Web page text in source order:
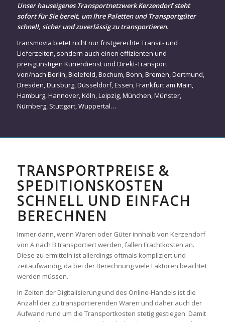
Unser hauseigenes Transportnetzwerk Kerzendorf steht
sofort für Sie bereit, um Ihre Paletten und Transportgüter
schnell, sicher und zuverlässig zu transportieren.
transmovia bietet nicht nur fristgerechte Transit- und
Lieferzeiten, sondern auch einen effizienten und
preisgünstigen Kurierdienst und Direkt-Transport
von/nach Berlin,Bielefeld,Bochum,Bonn,Bremen,Dortmund,
Dresden,Duisburg,Düsseldorf,Essen,Frankfurt am Main,
Hamburg,Hannover,Köln,Leipzig,München,Münster,
Nürnberg, Stuttgart,Wuppertal…
TRANSPORTPREISE &
SPEDITIONSKOSTEN
SCHNELL UND EINFACH
BERECHNEN
Immer dann, wenn Waren oder Güter innhalb von Kerzendorf
von A nach B transportiert werden, fallen Frachtkosten an.
Diese zu ermitteln ist allerdings oftmals kompliziert und
zeitaufwändig, da bei der Berechnung viele Faktoren beachtet
werden müssen.
In Zeiten der Digitalisierung und des Online-Handels ist die
Anzahl der zu transportierenden Waren und daher auch der
Aufwand rund um die Transportkosten stetig gestiegen. Damit